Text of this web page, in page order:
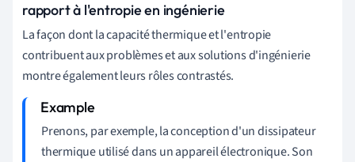
rapport à l'entropie en ingénierie
La façon dont la capacité thermique et l'entropie
contribuent aux problèmes et aux solutions d'ingénierie
montre également leurs rôles contrastés.
Prenons, par exemple, la conception d'un dissipateur
thermique utilisé dans un appareil électronique. Son